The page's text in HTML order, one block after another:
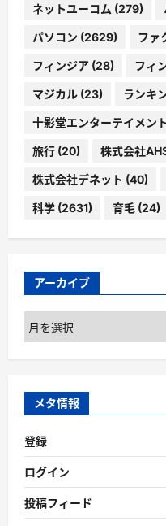
ネットユーコム (279)
パソコン (2629) ファ
フィンジア (28) フィ
マジカル (23) ランキ
十影堂エンターテイメント
旅行 (20) 株式会社
株式会社デネット (40)
科学 (2631) 育毛 (24)
アーカイブ
ア
ー
カ
ブ
メタ情報
登録
ログイン
投稿フィード